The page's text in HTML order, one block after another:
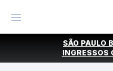
SÃO PAULO
INGRESSOS